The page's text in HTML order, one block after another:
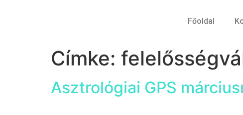
Főoldal
Címke:
Asztrológiai GPS